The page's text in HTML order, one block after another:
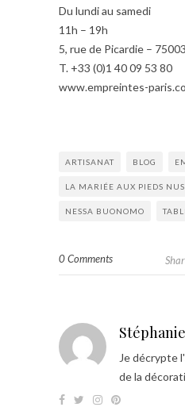
Du lundi au samedi
11h – 19h
5, rue de Picardie –
T. +33 (0)1 40 09 53 80
www.empreintes-
ARTISANAT BLOG
LA MARIÉE AUX PIEDS NUS
NESSA BUONOMO
0 Comments
Je décrypte
de la